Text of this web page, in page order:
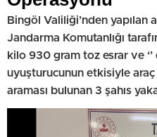
Bingöl Valiliği’nden yapılan
Jandarma Komutanlığı
kilo 930 gram toz esrar ve ‘’
uyuşturucunun etkisiyle
araması bulunan 3 şahıs